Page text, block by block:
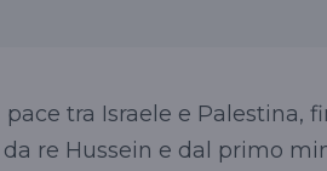
pace tra Israele e Palestina,
re Hussein e dal primo